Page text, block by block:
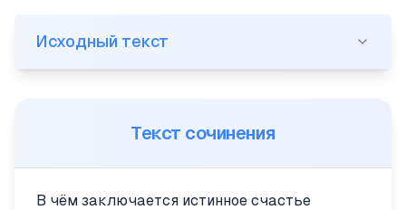
(1) Люди хотят быть счастливыми - это их
Исходный текст
Текст сочинения
В чём заключается истинное счастье